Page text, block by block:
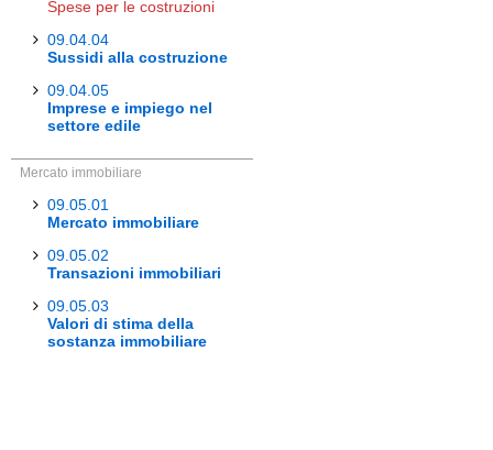
Spese per le costruzioni
09.04.04
Sussidi alla costruzione
09.04.05
Imprese e impiego nel
settore edile
Mercato immobiliare
09.05.01
Mercato immobiliare
09.05.02
Transazioni immobiliari
09.05.03
Valori di stima della
sostanza immobiliare